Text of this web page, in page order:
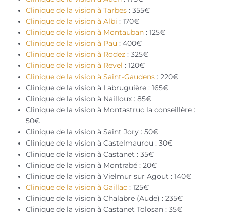
Clinique de la vision à Tarbes: 355€
Clinique de la vision à Albi : 170€
Clinique de la vision à Montauban: 125€
Clinique de la vision à Pau : 400€
Clinique de la vision à Rodez: 325€
Clinique de la vision à Revel : 120€
Clinique de la vision à Saint-Gaudens: 220€
Clinique de la vision à Labruguière : 165€
Clinique de la vision à Nailloux : 85€
Clinique de la vision à Montastruc la conseillère :
50€
Clinique de la vision à Saint Jory : 50€
Clinique de la vision à Castelmaurou : 30€
Clinique de la vision à Castanet : 35€
Clinique de la vision à Montrabé : 20€
Clinique de la vision à Vielmur sur Agout : 140€
Clinique de la vision à Gaillac : 125€
Clinique de la vision à Chalabre (Aude) : 235€
Clinique de la vision à Castanet Tolosan : 35€